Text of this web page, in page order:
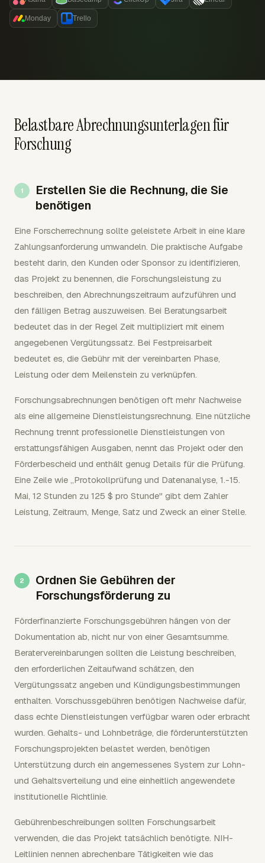
Monday Trello
Belastbare Abrechnungsunterlagen für
Forschung
Erstellen Sie die Rechnung, die Sie
benötigen
Eine Forscherrechnung sollte geleistete Arbeit in eine klare
Zahlungsanforderung umwandeln. Die praktische Aufgabe
besteht darin, den Kunden oder Sponsor zu identifizieren,
das Projekt zu benennen, die Forschungsleistung zu
beschreiben, den Abrechnungszeitraum aufzuführen und
den fälligen Betrag auszuweisen. Bei Beratungsarbeit
bedeutet das in der Regel Zeit multipliziert mit einem
angegebenen Vergütungssatz. Bei Festpreisarbeit
bedeutet es, die Gebühr mit der vereinbarten Phase,
Leistung oder dem Meilenstein zu verknüpfen.
Forschungsabrechnungen benötigen oft mehr Nachweise
als eine allgemeine Dienstleistungsrechnung. Eine nützliche
Rechnung trennt professionelle Dienstleistungen von
erstattungsfähigen Ausgaben, nennt das Projekt oder den
Förderbescheid und enthält genug Details für die Prüfung.
Eine Zeile wie „Protokollprüfung und Datenanalyse, 1.-15.
Mai, 12 Stunden zu 125 $ pro Stunde" gibt dem Zahler
Leistung, Zeitraum, Menge, Satz und Zweck an einer Stelle.
Ordnen Sie Gebühren der
Forschungsförderung zu
Förderfinanzierte Forschungsgebühren hängen von der
Dokumentation ab, nicht nur von einer Gesamtsumme.
Beratervereinbarungen sollten die Leistung beschreiben,
den erforderlichen Zeitaufwand schätzen, den
Vergütungssatz angeben und Kündigungsbestimmungen
enthalten. Vorschussgebühren benötigen Nachweise dafür,
dass echte Dienstleistungen verfügbar waren oder erbracht
wurden. Gehalts- und Lohnbeträge, die förderunterstützten
Forschungsprojekten belastet werden, benötigen
Unterstützung durch ein angemessenes System zur Lohn-
und Gehaltsverteilung und eine einheitlich angewendete
institutionelle Richtlinie.
Gebührenbeschreibungen sollten Forschungsarbeit
verwenden, die das Projekt tatsächlich benötigte. NIH-
Leitlinien nennen abrechenbare Tätigkeiten wie das